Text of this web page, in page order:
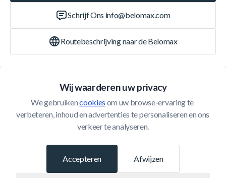
Wij waarderen uw privacy
We gebruiken cookies om uw browse-ervaring te
verbeteren, inhoud en advertenties te personaliseren en ons
verkeer te analyseren.
Afwijzen
Accepteren
Klantenservice
Schrijf Ons info@belomax.com
Routebeschrijving naar de Belomax